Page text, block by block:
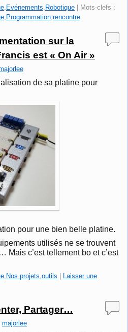
Evénements Robotique
Mots-clefs :
Programmation rencontre
sur la
est « On Air »
de sa platine pour
pour une bien belle platine.
utilisés ne se trouvent
Mais c’est tellement bo et c’est
Nos projets outils
Laisser une
Partager…
majorlee